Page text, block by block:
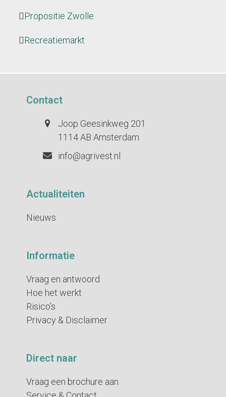
Propositie Zwolle
Recreatiemarkt
Contact
Joop Geesinkweg 201
1114 AB Amsterdam
info@agrivest.nl
Actualiteiten
Nieuws
Informatie
Vraag en antwoord
Hoe het werkt
Risico’s
Privacy & Disclaimer
Direct naar
Vraag een brochure aan